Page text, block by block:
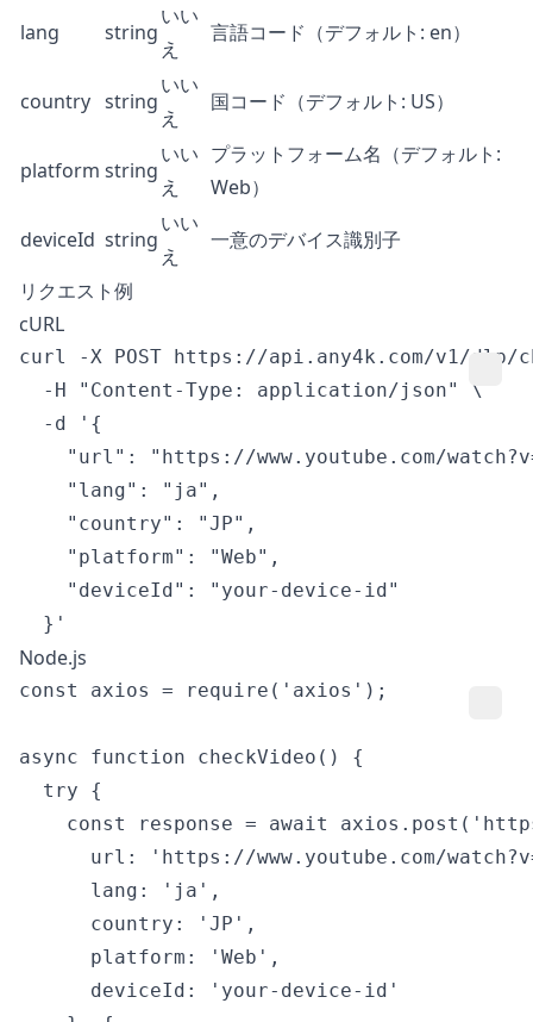
lang
string
いい
え
言語コード（デフォルト: en）
country string
いい
え
国コード（デフォルト: US）
platform string
いい
え
プラットフォーム名（デフォルト:
Web）
deviceId string
いい
え
一意のデバイス識別子
リクエスト例
cURL
curl -X POST https://api.any4k.com/v1/dlp/
  -H "Content-Type: application/json" \
  -d '{
"url": "https://www.youtube.com/
    "lang": "ja",
    "country": "JP",
    "platform": "Web",
    "deviceId": "your-device-id"
Node.js
const axios = require('axios');
async function checkVideo() {
  try {
const response = await
url: 'https://www.youtube.com/
      lang: 'ja',
      country: 'JP',
      platform: 'Web',
      deviceId: 'your-device-id'